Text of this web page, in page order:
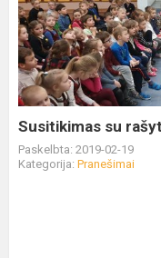
Susitikimas su
Paskelbta: 2019-02-19
Kategorija: Pranešimai